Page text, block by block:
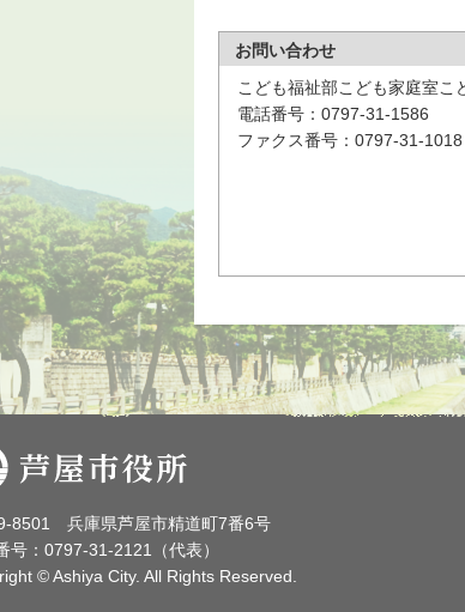
お問い合わせ
こども福祉部こども家庭室
電話番号：0797-31-1586
ファクス番号：0797-31-1018
役所
8501 兵庫県芦屋市精道町7番6号
号：0797-31-2121（代表）
© Ashiya City. All Rights Reserved.